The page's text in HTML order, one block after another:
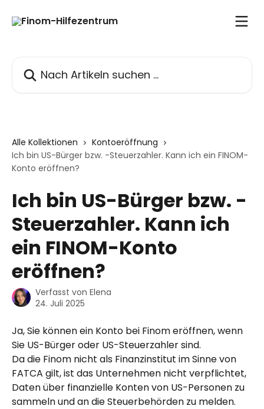
Alle Kollektionen
Kontoeröffnung
Ich bin US-Bürger bzw. -Steuerzahler. Kann ich ein FINOM-
Konto eröffnen?
Ich bin US-Bürger bzw. -
Steuerzahler. Kann ich
ein FINOM-Konto
eröffnen?
Verfasst von Elena
24. Juli 2025
Ja, Sie können ein Konto bei Finom eröffnen, wenn
Sie US-Bürger oder US-Steuerzahler sind.
Da die Finom nicht als Finanzinstitut im Sinne von
FATCA gilt, ist das Unternehmen nicht verpflichtet,
Daten über finanzielle Konten von US-Personen zu
sammeln und an die Steuerbehörden zu melden.